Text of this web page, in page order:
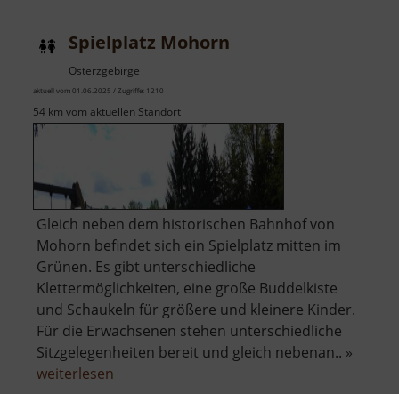
Spielplatz Mohorn
Osterzgebirge
aktuell vom 01.06.2025 / Zugriffe: 1210
54 km vom aktuellen Standort
Gleich neben dem historischen Bahnhof von
Mohorn befindet sich ein Spielplatz mitten im
Grünen. Es gibt unterschiedliche
Klettermöglichkeiten, eine große Buddelkiste
und Schaukeln für größere und kleinere Kinder.
Für die Erwachsenen stehen unterschiedliche
Sitzgelegenheiten bereit und gleich nebenan.. »
weiterlesen